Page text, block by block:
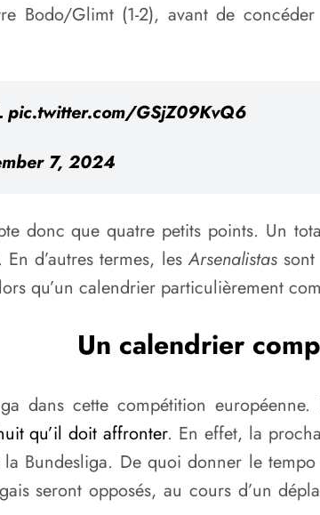
Bodo/Glimt (1-2), avant de
pic.twitter.com/GSjZ09KvQ6
7, 2024
donc que quatre petits points. Un
d’autres termes, lesArsenalistassont
qu’un calendrier particulièrement
Un calendrier
dans cette compétition
qu’il doit affronter. En effet, la
Bundesliga. De quoi donner le
seront opposés, au cours d’un